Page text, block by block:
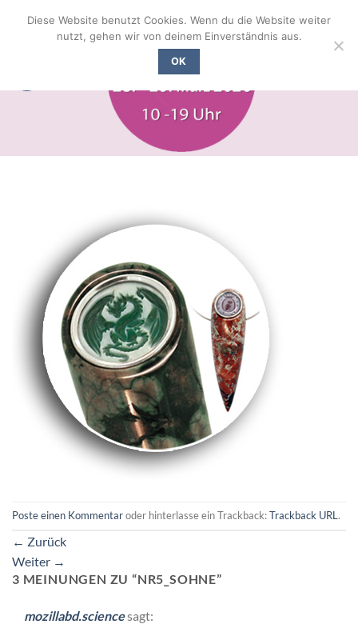
Inhalt
Poste einen Kommentaroder hinterlasse ein Trackback:Trackback URL.
← Zurück
Weiter →
3 MEINUNGEN ZU “NR5_SOHNE”
mozillabd.sciencesagt:
Diese Website benutzt Cookies. Wenn du die Website weiter
nutzt, gehen wir von deinem Einverständnis aus.
OK